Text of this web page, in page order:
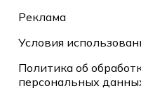
Реклама
Условия
Политика об
персональных